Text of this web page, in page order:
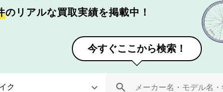
のリアルな買取実績を掲載中！
今すぐここから検索！